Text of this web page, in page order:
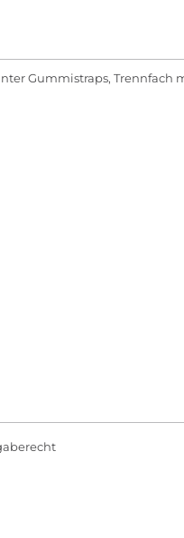
Gummistraps, Trennfach